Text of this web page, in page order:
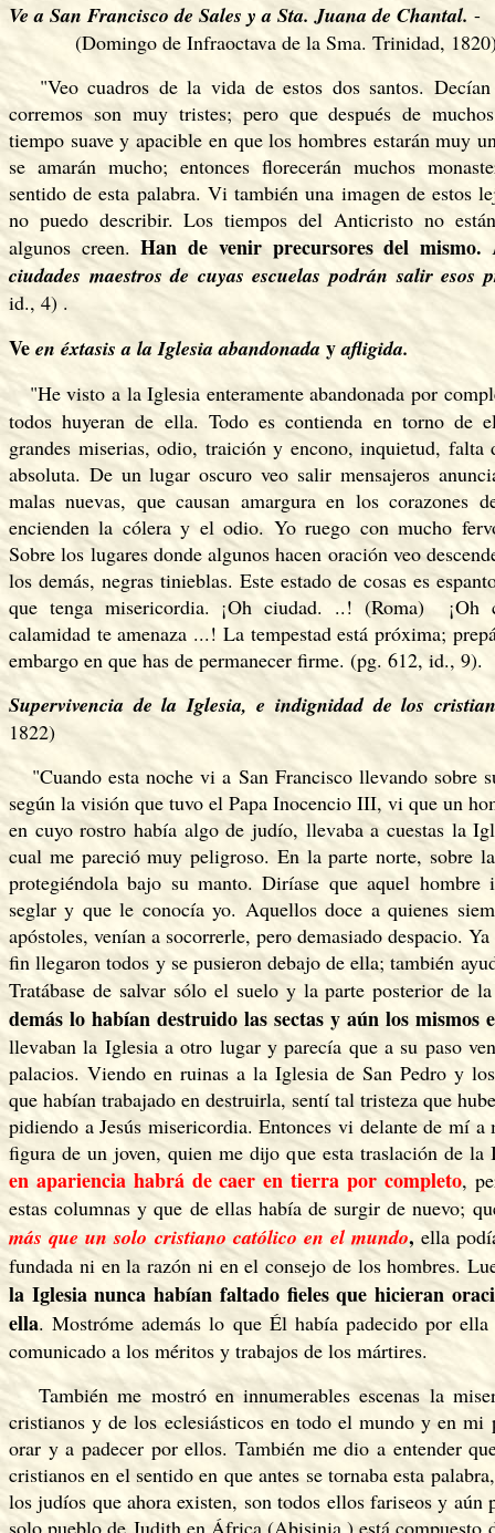
Ve a San Francisco de Sales y a Sta. Juana de Chantal. -
(Domingo de Infraoctava de la Sma. Trinidad,
"Veo cuadros de la vida de estos dos santos.
corremos son muy tristes; pero que después de
tiempo suave y apacible en que los hombres estarán muy
se amarán mucho; entonces florecerán muchos
sentido de esta palabra. Vi también una imagen de estos
no puedo describir. Los tiempos del Anticristo no
algunos creen.Han de venir precursores del mismo.
ciudades maestros de cuyas escuelas podrán salir esos
id., 4) .
Ve en éxtasis a la Iglesia abandonada yafligida.
"He visto a la Iglesia enteramente abandonada por
todos huyeran de ella. Todo es contienda en torno de
grandes miserias, odio, traición y encono, inquietud, falta
absoluta. De un lugar oscuro veo salir mensajeros
malas nuevas, que causan amargura en los corazones
encienden la cólera y el odio. Yo ruego con mucho
Sobre los lugares donde algunos hacen oración veo
los demás, negras tinieblas. Este estado de cosas es
que tenga misericordia. ¡Oh ciudad. ..! (Roma) ¡Oh
calamidad te amenaza ...! La tempestad está próxima;
embargo en que has de permanecer firme. (pg. 612, id., 9).
Supervivencia de la Iglesia, e indignidad de los
1822)
"Cuando esta noche vi a San Francisco llevando sobre
según la visión que tuvo el Papa Inocencio III, vi que un
en cuyo rostro había algo de judío, llevaba a cuestas la
cual me pareció muy peligroso. En la parte norte, sobre
protegiéndola bajo su manto. Diríase que aquel hombre
seglar y que le conocía yo. Aquellos doce a quienes
apóstoles, venían a socorrerle, pero demasiado despacio.
fin llegaron todos y se pusieron debajo de ella; también
Tratábase de salvar sólo el suelo y la parte posterior de
demás lo habían destruido las sectas y aún los mismos
llevaban la Iglesia a otro lugar y parecía que a su paso
palacios. Viendo en ruinas a la Iglesia de San Pedro y
que habían trabajado en destruirla, sentí tal tristeza que
pidiendo a Jesús misericordia. Entonces vi delante de mí a
figura de un joven, quien me dijo que esta traslación de la
en apariencia habrá de caer en tierra por completo,
estas columnas y que de ellas había de surgir de nuevo;
más que un solo cristiano católico en el mundo, ella
fundada ni en la razón ni en el consejo de los hombres.
la Iglesia nunca habían faltado fieles que hicieran
ella. Mostróme además lo que Él había padecido por
comunicado a los méritos y trabajos de los mártires.
También me mostró en innumerables escenas la
cristianos y de los eclesiásticos en todo el mundo y en mi
orar y a padecer por ellos. También me dio a entender
cristianos en el sentido en que antes se tornaba esta
los judíos que ahora existen, son todos ellos fariseos y aún
solo pueblo de Judith en África (Abisinia ) está compuesto